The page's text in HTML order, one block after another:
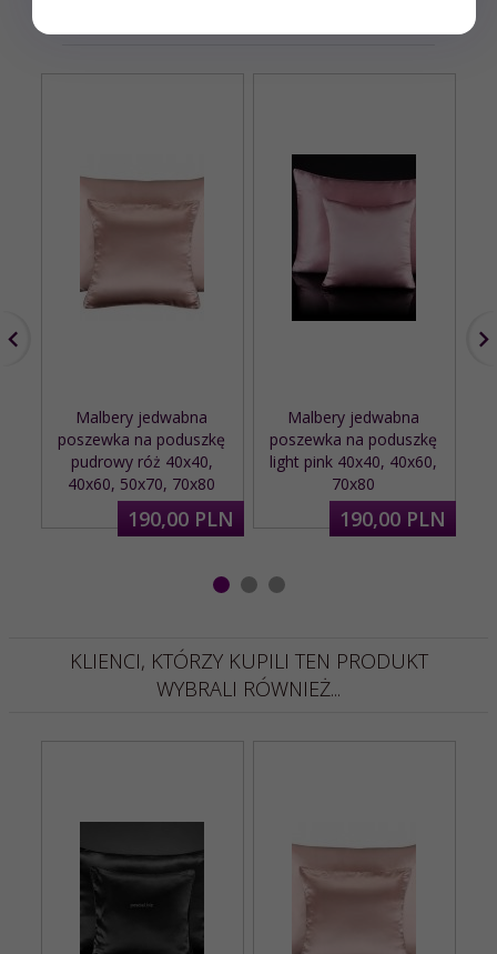
Malbery jedwabna
poszewka na poduszkę
pudrowy róż 40x40,
40x60, 50x70, 70x80
190,00 PLN
Malbery jedwabna
poszewka na poduszkę
light pink 40x40, 40x60,
70x80
190,00 PLN
KLIENCI, KTÓRZY KUPILI TEN PRODUKT
WYBRALI RÓWNIEŻ...